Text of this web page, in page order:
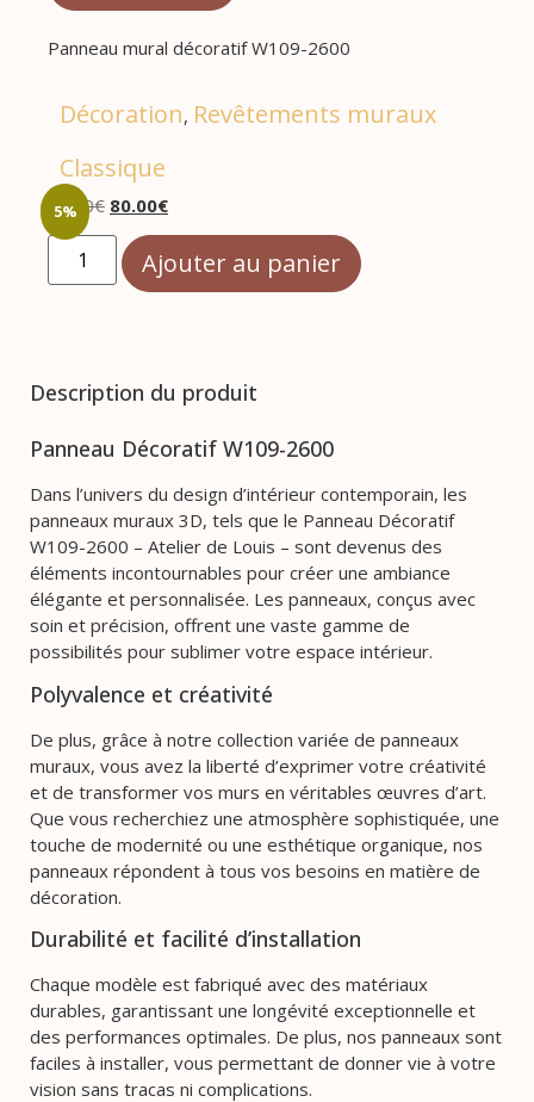
Panneau mural décoratif W109-2600
Décoration, Revêtements muraux
Classique
5%
84.50€ 80.00€
Ajouter au panier
Description du produit
Panneau Décoratif W109-2600
Dans l’univers du design d’intérieur contemporain, les
panneaux muraux 3D, tels que le Panneau Décoratif
W109-2600 – Atelier de Louis – sont devenus des
éléments incontournables pour créer une ambiance
élégante et personnalisée. Les panneaux, conçus avec
soin et précision, offrent une vaste gamme de
possibilités pour sublimer votre espace intérieur.
Polyvalence et créativité
De plus, grâce à notre collection variée de panneaux
muraux, vous avez la liberté d’exprimer votre créativité
et de transformer vos murs en véritables œuvres d’art.
Que vous recherchiez une atmosphère sophistiquée, une
touche de modernité ou une esthétique organique, nos
panneaux répondent à tous vos besoins en matière de
décoration.
Durabilité et facilité d’installation
Chaque modèle est fabriqué avec des matériaux
durables, garantissant une longévité exceptionnelle et
des performances optimales. De plus, nos panneaux sont
faciles à installer, vous permettant de donner vie à votre
vision sans tracas ni complications.